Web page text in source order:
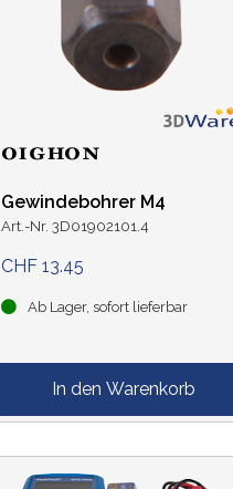
Gewindebohrer M4
Art.-Nr. 3D01902101.4
CHF 13.45
Ab Lager, sofort lieferbar